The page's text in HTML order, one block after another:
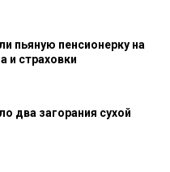
пьяную пенсионерку на
и страховки
два загорания сухой